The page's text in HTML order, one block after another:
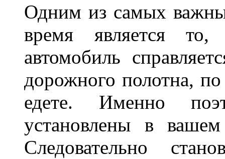
Одним из самых
время является то,
автомобиль
дорожного полотна,
едете. Именно
установлены в
Следовательно